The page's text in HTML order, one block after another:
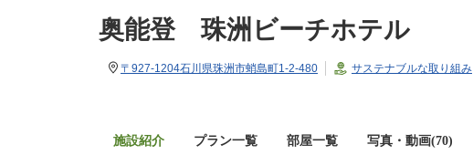
奥能登 珠洲ビーチホテル
〒927-1204石川県珠洲市蛸島町1-2-480 サステナブルな取り組み
施設紹介 プラン一覧 部屋一覧 写真・動画(70)